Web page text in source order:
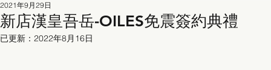
新店漢皇吾岳-OILES免震簽約典禮
2021年9月29日
已更新： 2022年8月16日